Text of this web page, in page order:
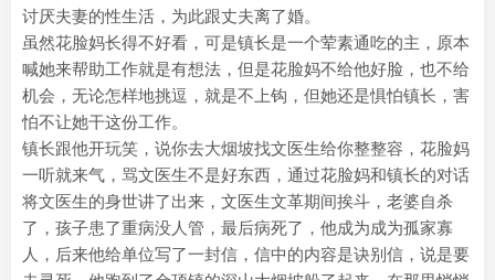
讨厌夫妻的性生活，为此跟丈夫离了婚。
虽然花脸妈长得不好看，可是镇长是一个荤素通吃的主，原本
喊她来帮助工作就是有想法，但是花脸妈不给他好脸，也不给
机会，无论怎样地挑逗，就是不上钩，但她还是惧怕镇长，害
怕不让她干这份工作。
镇长跟他开玩笑，说你去大烟坡找文医生给你整整容，花脸妈
一听就来气，骂文医生不是好东西，通过花脸妈和镇长的对话
将文医生的身世讲了出来，文医生文革期间挨斗，老婆自杀
了，孩子患了重病没人管，最后病死了，他成为成为孤家寡
人，后来他给单位写了一封信，信中的内容是诀别信，说是要